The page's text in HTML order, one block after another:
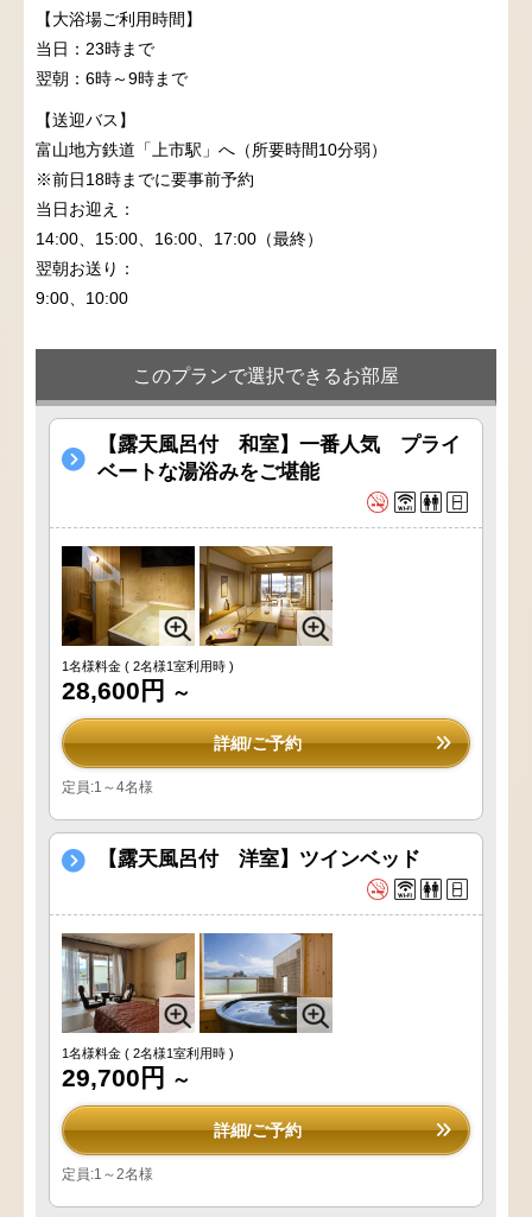
【大浴場ご利用時間】
当日：23時まで
翌朝：6時～9時まで
【送迎バス】
富山地方鉄道「上市駅」へ（所要時間10分弱）
※前日18時までに要事前予約
当日お迎え：
14:00、15:00、16:00、17:00（最終）
翌朝お送り：
9:00、10:00
このプランで選択できるお部屋
【露天風呂付 和室】一番人気 プライ
ベートな湯浴みをご堪能
1名様料金 ( 2名様1室利用時 )
28,600円 ～
詳細/ご予約
定員:1～4名様
【露天風呂付 洋室】ツインベッド
1名様料金 ( 2名様1室利用時 )
29,700円 ～
詳細/ご予約
定員:1～2名様